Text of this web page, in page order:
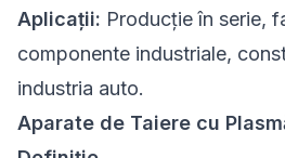
Aplicații: Producție în serie,
componente industriale,
industria auto.
Aparate de Taiere cu